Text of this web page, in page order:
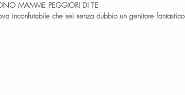
MAMME PEGGIORI DI TE
inconfutabile che sei senza dubbio un genitore fantastico